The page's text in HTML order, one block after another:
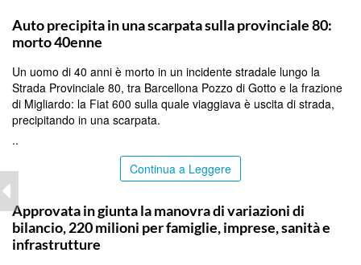
Auto precipita in una scarpata sulla provinciale 80:
morto 40enne
Un uomo di 40 anni è morto in un incidente stradale lungo la
Strada Provinciale 80, tra Barcellona Pozzo di Gotto e la frazione
di Migliardo: la Fiat 600 sulla quale viaggiava è uscita di strada,
precipitando in una scarpata.
..
Continua a Leggere
PALERMO
Approvata in giunta la manovra di variazioni di
bilancio, 220 milioni per famiglie, imprese, sanità e
infrastrutture